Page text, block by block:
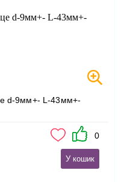
d-9мм+- L-43мм+-
0
У кошик